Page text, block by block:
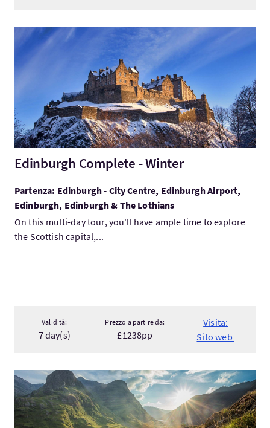
Visita:Edinburgh Complete - Winter
Edinburgh Complete - Winter
Partenza: Edinburgh - City Centre, Edinburgh Airport,
Edinburgh, Edinburgh & The Lothians
On this multi-day tour, you'll have ample time to explore
the Scottish capital,...
Validità:
7 day(s)
Prezzo a partire da:
£1238pp
Visita:
Sito web
Visita:Best of Edinburgh